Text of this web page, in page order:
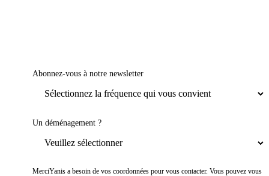
Abonnez-vous à notre newsletter
Un déménagement ?
MerciYanis a besoin de vos coordonnées pour vous contacter. Vous pouvez vous